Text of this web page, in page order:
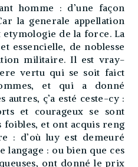
homme : d’une façon
la generale appellation
de la force. La
essencielle, de noblesse
militaire. Il est vray-
vertu qui se soit faict
et qui a donné
autres, ç’a esté ceste-cy :
et courageux se sont
foibles, et ont acquis reng
: d’où luy est demeuré
langage : ou bien que ces
ont donné le prix